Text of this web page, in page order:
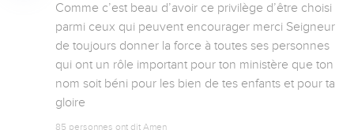
Comme c’est beau d’avoir ce privilège d’être choisi
parmi ceux qui peuvent encourager merci Seigneur
de toujours donner la force à toutes ses personnes
qui ont un rôle important pour ton ministère que ton
nom soit béni pour les bien de tes enfants et pour ta
gloire
85 personnes ont dit Amen